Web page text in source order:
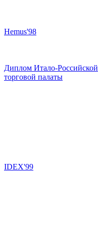
Hemus'98
Диплом Итало-Российской
торговой палаты
IDEX'99